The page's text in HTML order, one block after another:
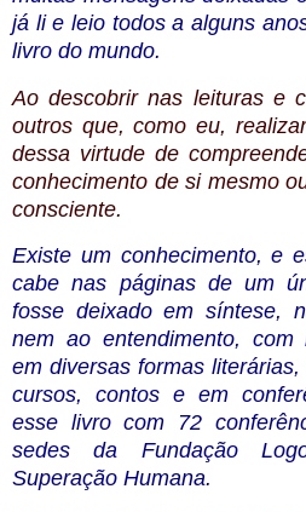
já li e leio todos a alguns
livro do mundo.
Ao descobrir nas leituras e
outros que, como eu,
dessa virtude de
conhecimento de si mesmo
consciente.
Existe um conhecimento, e
cabe nas páginas de um
fosse deixado em síntese,
nem ao entendimento, com
em diversas formas
cursos, contos e em
esse livro com 72
sedes da Fundação
Superação Humana.